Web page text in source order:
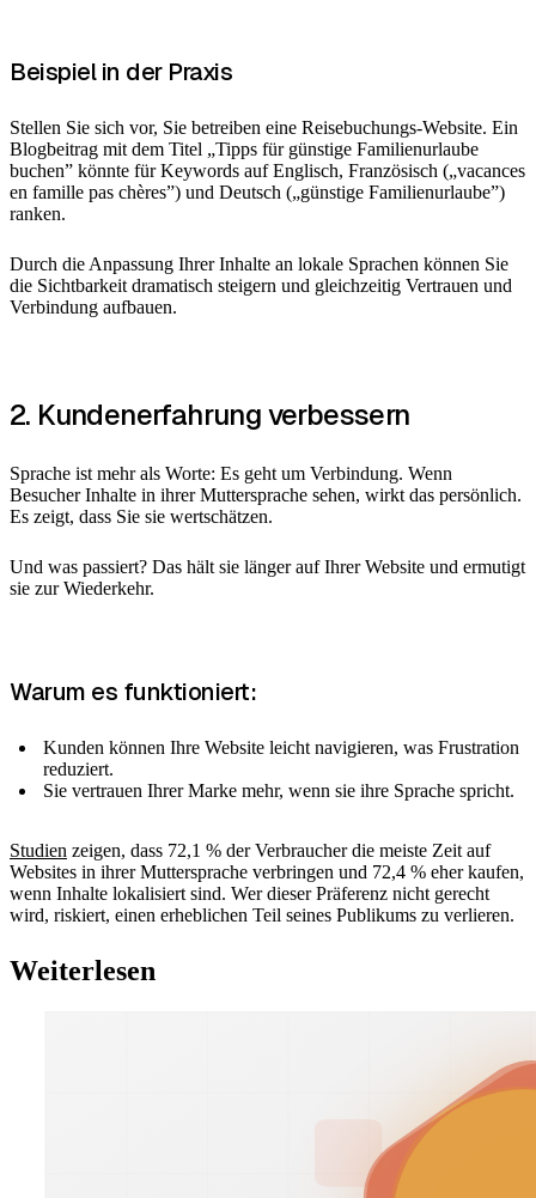
Beispiel in der Praxis
Stellen Sie sich vor, Sie betreiben eine Reisebuchungs-Website. Ein
Blogbeitrag mit dem Titel „Tipps für günstige Familienurlaube
buchen” könnte für Keywords auf Englisch, Französisch („vacances
en famille pas chères”) und Deutsch („günstige Familienurlaube”)
ranken.
Durch die Anpassung Ihrer Inhalte an lokale Sprachen können Sie
die Sichtbarkeit dramatisch steigern und gleichzeitig Vertrauen und
Verbindung aufbauen.
2. Kundenerfahrung verbessern
Sprache ist mehr als Worte: Es geht um Verbindung. Wenn
Besucher Inhalte in ihrer Muttersprache sehen, wirkt das persönlich.
Es zeigt, dass Sie sie wertschätzen.
Und was passiert? Das hält sie länger auf Ihrer Website und ermutigt
sie zur Wiederkehr.
Warum es funktioniert:
Kunden können Ihre Website leicht navigieren, was Frustration
reduziert.
Sie vertrauen Ihrer Marke mehr, wenn sie ihre Sprache spricht.
Studien zeigen, dass 72,1 % der Verbraucher die meiste Zeit auf
Websites in ihrer Muttersprache verbringen und 72,4 % eher kaufen,
wenn Inhalte lokalisiert sind. Wer dieser Präferenz nicht gerecht
wird, riskiert, einen erheblichen Teil seines Publikums zu verlieren.
Weiterlesen